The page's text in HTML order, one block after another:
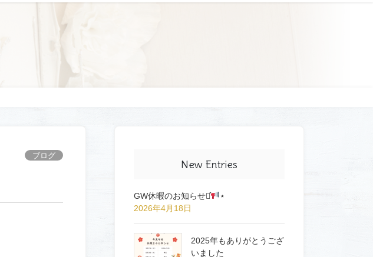
ブログ
New Entries
GW休暇のお知らせ⋆͛
⋆
2026年4月18日
2025年もありがとうござ
いました